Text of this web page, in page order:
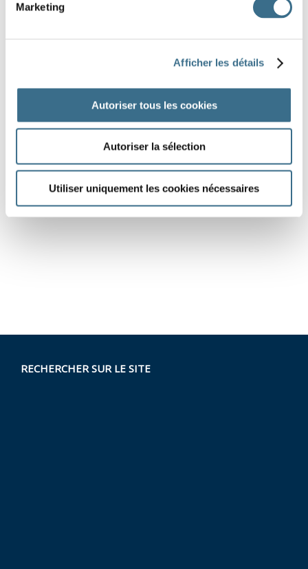
Marketing
Afficher les détails
Autoriser tous les cookies
Autoriser la sélection
Utiliser uniquement les cookies nécessaires
RECHERCHER SUR LE SITE